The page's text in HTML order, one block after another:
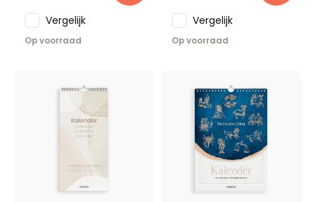
Vergelijk
Op voorraad
Vergelijk
Op voorraad